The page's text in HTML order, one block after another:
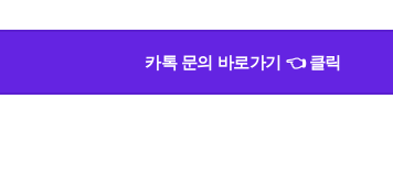
카톡 문의 바로가기 👈 클릭